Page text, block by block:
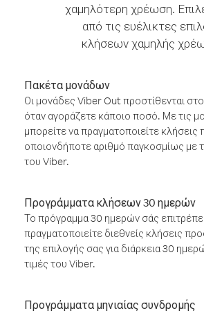
χαμηλότερη χρέωση.
από τις ευέλικτες
κλήσεων χαμηλής
Πακέτα μονάδων
Οι μονάδες Viber Out προστίθενται
όταν αγοράζετε κάποιο ποσό. Με τις
μπορείτε να πραγματοποιείτε κλήσεις
οποιονδήποτε αριθμό παγκοσμίως με
του Viber.
Προγράμματα κλήσεων 30 ημερών
Το πρόγραμμα 30 ημερών σάς
πραγματοποιείτε διεθνείς κλήσεις
της επιλογής σας για διάρκεια 30
τιμές του Viber.
Προγράμματα μηνιαίας συνδρομής